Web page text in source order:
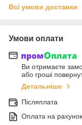
Всі умови доставки
Умови оплати
Ви отримаєте
або гроші
Детальніше
Післяплата
Оплата на рахунок